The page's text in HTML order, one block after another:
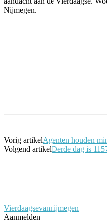
Nijmegen.
Vorig artikelAgenten houden
Volgend artikelDerde dag is
Vierdaagsevannijmegen
Aanmelden